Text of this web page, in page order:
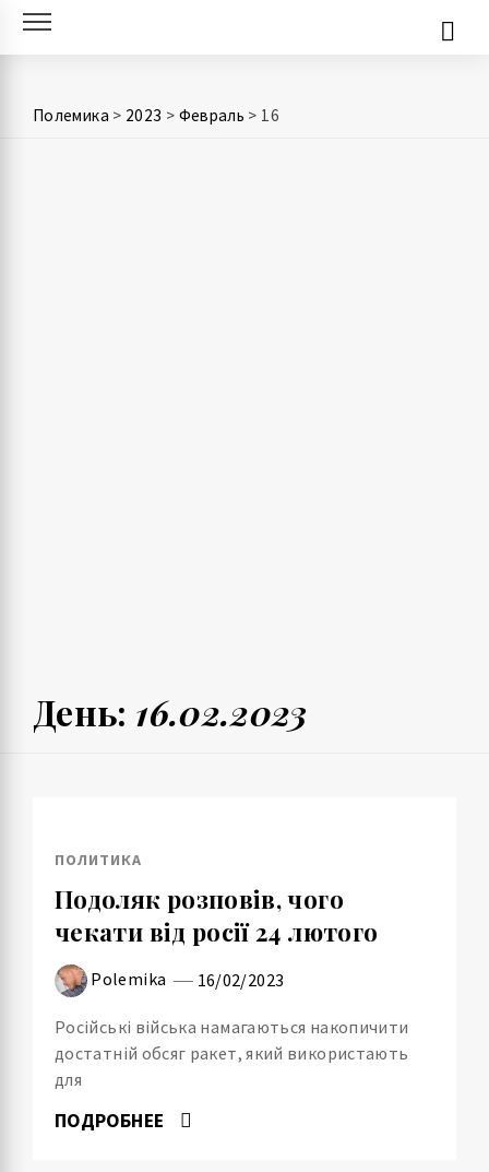
Skip
Полемика > 2023 > Февраль > 16
День: 16.02.2023
ПОЛИТИКА
Подоляк розповів, чого
чекати від росії 24 лютого
Polemika 16/02/2023
Російські війська намагаються накопичити
достатній обсяг ракет, який використають
для
ПОДРОБНЕЕ